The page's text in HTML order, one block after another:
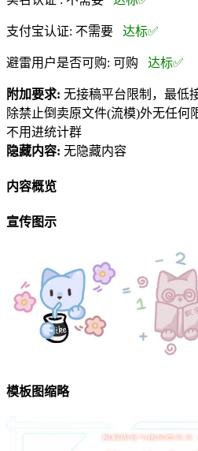
支付宝认证: 不需要 达标✅
避雷用户是否可购: 可购 达标✅
附加要求: 无接稿平台限制，最低
除禁止倒卖原文件(流模)外无任何
不用进统计群
隐藏内容: 无隐藏内容
内容概览
宣传图示
模板图缩略